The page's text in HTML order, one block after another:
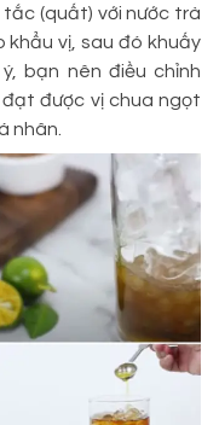
(quất) với nước trà
vị, sau đó khuấy
bạn nên điều chỉnh
được vị chua ngọt
nhân.